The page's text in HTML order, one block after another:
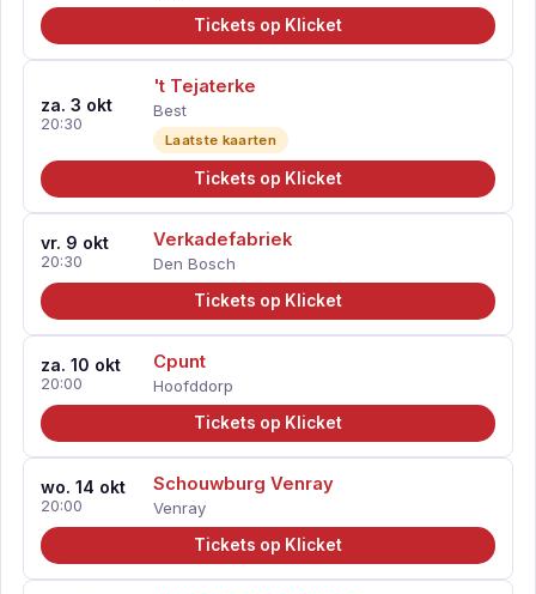
Tickets op Klicket
za. 3 okt
20:30
't Tejaterke
Best
Laatste kaarten
Tickets op Klicket
vr. 9 okt
20:30
Verkadefabriek
Den Bosch
Tickets op Klicket
za. 10 okt
20:00
Cpunt
Hoofddorp
Tickets op Klicket
wo. 14 okt
20:00
Schouwburg Venray
Venray
Tickets op Klicket